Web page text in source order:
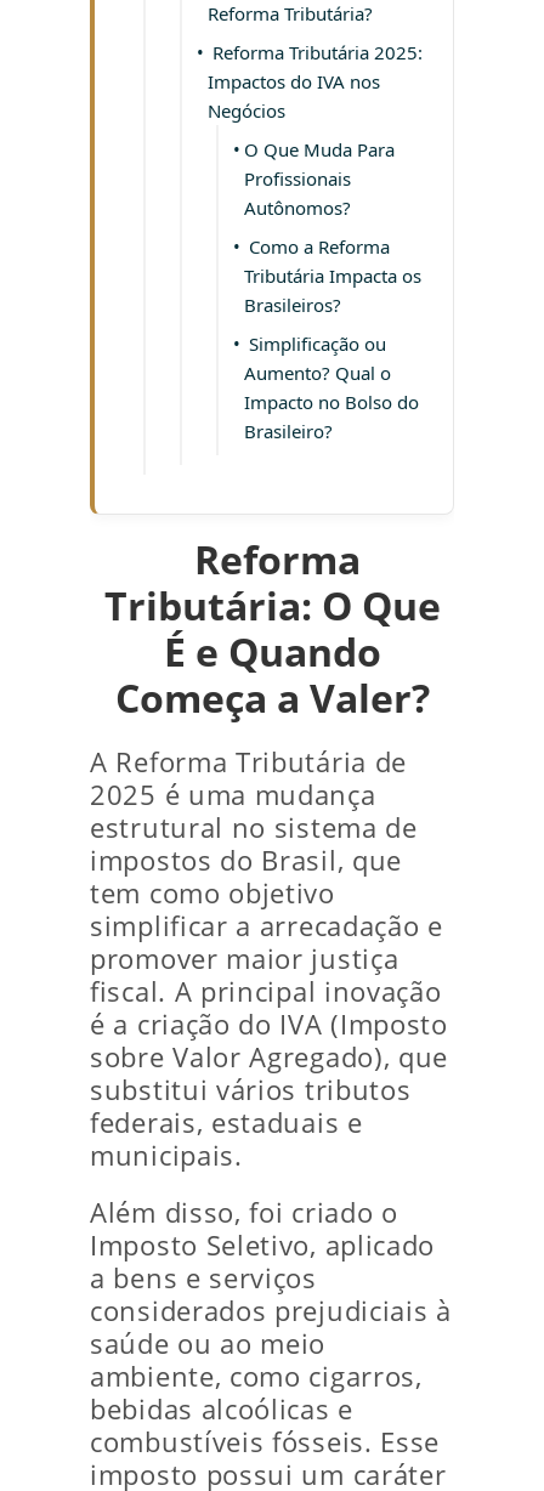
Reforma Tributária?
Reforma Tributária 2025:
Impactos do IVA nos
Negócios
O Que Muda Para
Profissionais
Autônomos?
Como a Reforma
Tributária Impacta os
Brasileiros?
Simplificação ou
Aumento? Qual o
Impacto no Bolso do
Brasileiro?
Reforma
Tributária: O Que
É e Quando
Começa a Valer?
A Reforma Tributária de
2025 é uma mudança
estrutural no sistema de
impostos do Brasil, que
tem como objetivo
simplificar a arrecadação e
promover maior justiça
fiscal. A principal inovação
é a criação do IVA (Imposto
sobre Valor Agregado), que
substitui vários tributos
federais, estaduais e
municipais.
Além disso, foi criado o
Imposto Seletivo, aplicado
a bens e serviços
considerados prejudiciais à
saúde ou ao meio
ambiente, como cigarros,
bebidas alcoólicas e
combustíveis fósseis. Esse
imposto possui um caráter